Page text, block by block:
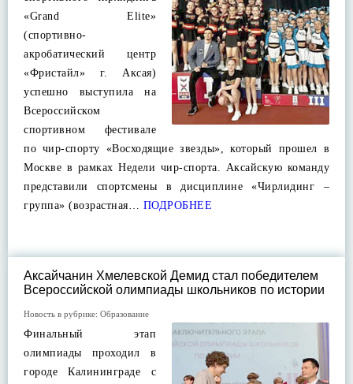
«Grand Elite»
(спортивно-
акробатический центр
«Фристайл» г. Аксая)
успешно выступила на
Всероссийском
спортивном фестивале
по чир-спорту «Восходящие звезды», который прошел в
Москве в рамках Недели чир-спорта. Аксайскую команду
представили спортсмены в дисциплине «Чирлидинг –
группа» (возрастная… ПОДРОБНЕЕ
Аксайчанин Хмелевской Демид стал победителем
Всероссийской олимпиады школьников по истории
Новость в рубрике: Образование
Финальный этап
олимпиады проходил в
городе Калининграде с